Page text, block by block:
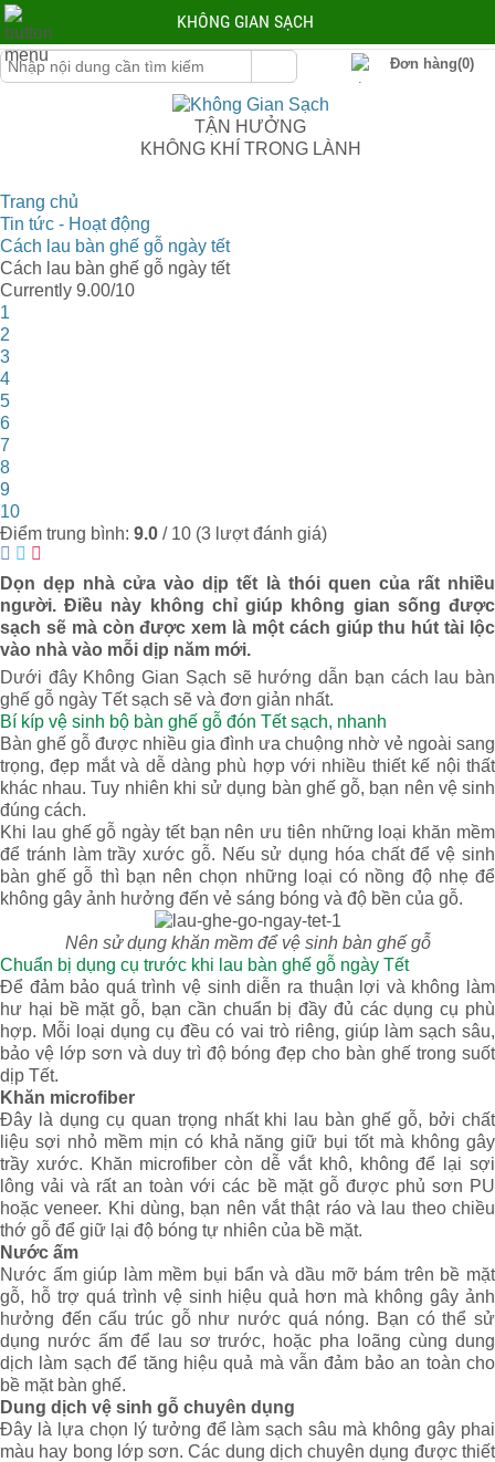
KHÔNG GIAN SẠCH
Đơn hàng(0)
TẬN HƯỞNG
KHÔNG KHÍ TRONG LÀNH
Trang chủ
Tin tức - Hoạt động
Cách lau bàn ghế gỗ ngày tết
Cách lau bàn ghế gỗ ngày tết
Currently 9.00/10
1
2
3
4
5
6
7
8
9
10
Điểm trung bình: 9.0 / 10 (3 lượt đánh giá)
Dọn dẹp nhà cửa vào dịp tết là thói quen của rất nhiều
người. Điều này không chỉ giúp không gian sống được
sạch sẽ mà còn được xem là một cách giúp thu hút tài lộc
vào nhà vào mỗi dịp năm mới.
Dưới đây Không Gian Sạch sẽ hướng dẫn bạn cách lau bàn
ghế gỗ ngày Tết sạch sẽ và đơn giản nhất.
Bí kíp vệ sinh bộ bàn ghế gỗ đón Tết sạch, nhanh
Bàn ghế gỗ được nhiều gia đình ưa chuộng nhờ vẻ ngoài sang
trọng, đẹp mắt và dễ dàng phù hợp với nhiều thiết kế nội thất
khác nhau. Tuy nhiên khi sử dụng bàn ghế gỗ, bạn nên vệ sinh
đúng cách.
Khi lau ghế gỗ ngày tết bạn nên ưu tiên những loại khăn mềm
để tránh làm trầy xước gỗ. Nếu sử dụng hóa chất để vệ sinh
bàn ghế gỗ thì bạn nên chọn những loại có nồng độ nhẹ để
không gây ảnh hưởng đến vẻ sáng bóng và độ bền của gỗ.
Nên sử dụng khăn mềm để vệ sinh bàn ghế gỗ
Chuẩn bị dụng cụ trước khi lau bàn ghế gỗ ngày Tết
Để đảm bảo quá trình vệ sinh diễn ra thuận lợi và không làm
hư hại bề mặt gỗ, bạn cần chuẩn bị đầy đủ các dụng cụ phù
hợp. Mỗi loại dụng cụ đều có vai trò riêng, giúp làm sạch sâu,
bảo vệ lớp sơn và duy trì độ bóng đẹp cho bàn ghế trong suốt
dịp Tết.
Khăn microfiber
Đây là dụng cụ quan trọng nhất khi lau bàn ghế gỗ, bởi chất
liệu sợi nhỏ mềm mịn có khả năng giữ bụi tốt mà không gây
trầy xước. Khăn microfiber còn dễ vắt khô, không để lại sợi
lông vải và rất an toàn với các bề mặt gỗ được phủ sơn PU
hoặc veneer. Khi dùng, bạn nên vắt thật ráo và lau theo chiều
thớ gỗ để giữ lại độ bóng tự nhiên của bề mặt.
Nước ấm
Nước ấm giúp làm mềm bụi bẩn và dầu mỡ bám trên bề mặt
gỗ, hỗ trợ quá trình vệ sinh hiệu quả hơn mà không gây ảnh
hưởng đến cấu trúc gỗ như nước quá nóng. Bạn có thể sử
dụng nước ấm để lau sơ trước, hoặc pha loãng cùng dung
dịch làm sạch để tăng hiệu quả mà vẫn đảm bảo an toàn cho
bề mặt bàn ghế.
Dung dịch vệ sinh gỗ chuyên dụng
Đây là lựa chọn lý tưởng để làm sạch sâu mà không gây phai
màu hay bong lớp sơn. Các dung dịch chuyên dụng được thiết